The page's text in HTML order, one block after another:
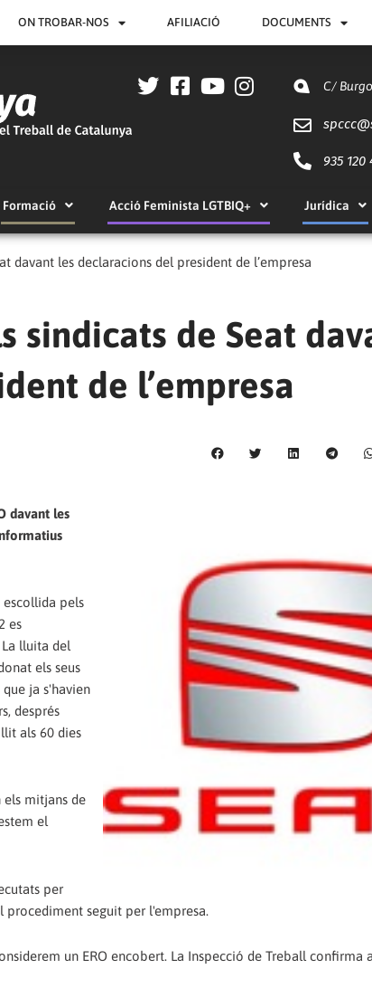
ON TROBAR-NOS AFILIACIÓ DOCUMENTS
C/
spccc@
935 120
Formació Acció Feminista LGTBIQ+ Jurídica
davant les declaracions del president de l’empresa
sindicats de Seat
de l’empresa
davant les
pels
es
lluita del
els seus
ja s'havien
després
als 60 dies
els mitjans de
el
per
seguit per l'empresa.
un ERO encobert. La Inspecció de Treball confirma